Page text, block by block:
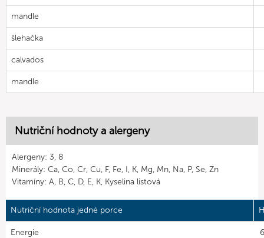
mandle
šlehačka
calvados
mandle
Nutriční hodnoty a alergeny
Alergeny: 3, 8
Minerály: Ca, Co, Cr, Cu, F, Fe, I, K, Mg, Mn, Na, P, Se, Zn
Vitamíny: A, B, C, D, E, K, Kyselina listová
Nutriční hodnota jedné porce
Energie